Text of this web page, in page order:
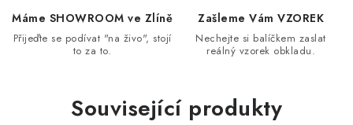
Máme SHOWROOM ve Zlíně
Přijeďte se podívat "na živo", stojí
to za to.
Zašleme Vám VZOREK
Nechejte si balíčkem zaslat
reálný vzorek obkladu.
Související produkty